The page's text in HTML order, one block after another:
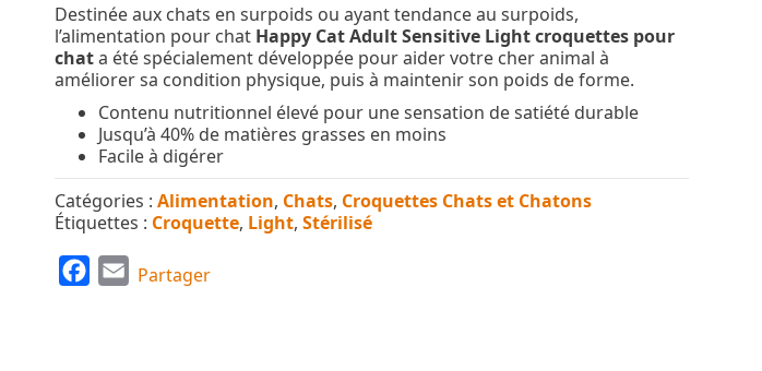
Destinée aux chats en surpoids ou ayant tendance au surpoids,
l’alimentation pour chat Happy Cat Adult Sensitive Light croquettes pour
chata été spécialement développée pour aider votre cher animal à
améliorer sa condition physique, puis à maintenir son poids de forme.
Contenu nutritionnel élevé pour une sensation de satiété durable
Jusqu’à 40% de matières grasses en moins
Facile à digérer
Catégories :Alimentation, Chats, Croquettes Chats et Chatons
Étiquettes : Croquette, Light,Stérilisé
EPartager